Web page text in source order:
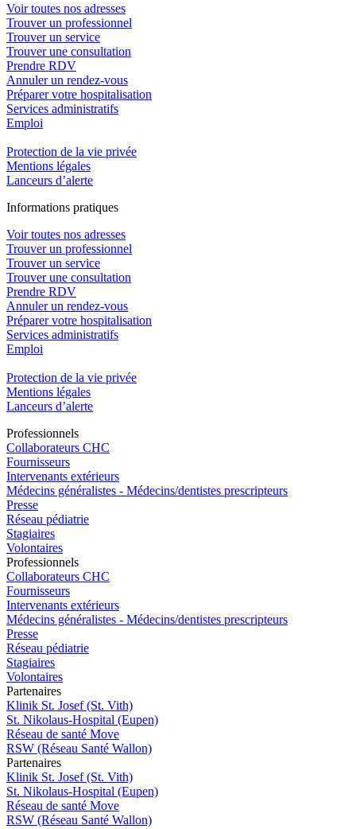
Voir toutes nos adresses
Trouver un professionnel
Trouver un service
Trouver une consultation
Prendre RDV
Annuler un rendez-vous
Préparer votre hospitalisation
Services administratifs
Emploi​
Protection de la vie privée
Mentions légales
Lanceurs d’alerte
Informations pratiques
Voir toutes nos adresses
Trouver un professionnel
Trouver un service
Trouver une consultation
Prendre RDV
Annuler un rendez-vous
Préparer votre hospitalisation
Services administratifs
Emploi​
Protection de la vie privée
Mentions légales
Lanceurs d’alerte
Professionnels
Collaborateurs CHC
Fournisseurs
Intervenants extérieurs
Médecins généralistes - Médecins/dentistes prescripteurs
Presse
Réseau pédiatrie
Stagiaires
Volontaires
Professionnels
Collaborateurs CHC
Fournisseurs
Intervenants extérieurs
Médecins généralistes - Médecins/dentistes prescripteurs
Presse
Réseau pédiatrie
Stagiaires
Volontaires
Partenaires
Klinik St. Josef (St. Vith)
St. Nikolaus-Hospital (Eupen)
Réseau de santé Move
RSW (Réseau Santé Wallon)
Partenaires
Klinik St. Josef (St. Vith)
St. Nikolaus-Hospital (Eupen)
Réseau de santé Move
RSW (Réseau Santé Wallon)